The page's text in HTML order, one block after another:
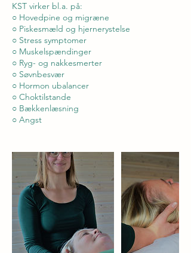
KST virker bl.a. på:
○ Hovedpine og migræne
○ Piskesmæld og hjernerystelse
○ Stress symptomer
○ Muskelspændinger
○ Ryg- og nakkesmerter
○ Søvnbesvær
○ Hormon ubalancer
○ Choktilstande
○ Bækkenlæsning
○ Angst